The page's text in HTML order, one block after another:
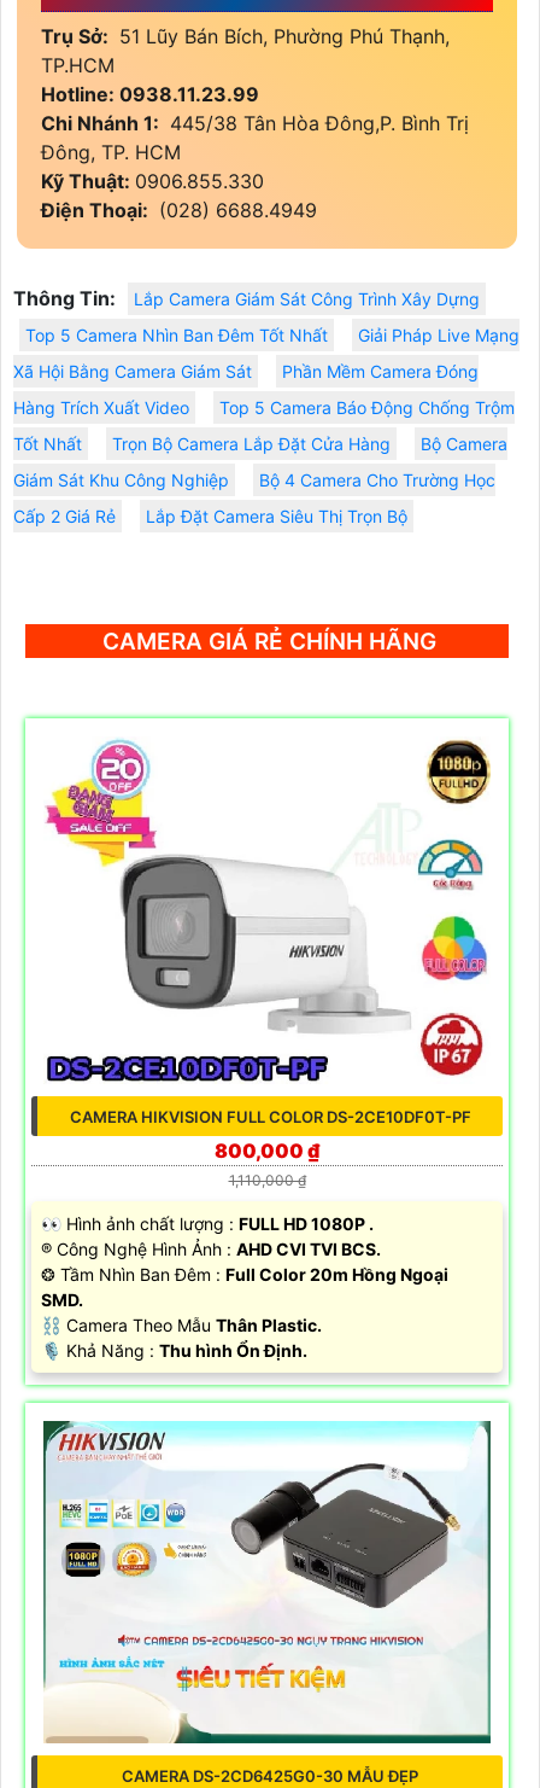
Trụ Sở: 51 Lũy Bán Bích, Phường Phú Thạnh,
TP.HCM
Hotline: 0938.11.23.99
Chi Nhánh 1: 445/38 Tân Hòa Đông,P. Bình Trị
Đông, TP. HCM
Kỹ Thuật: 0906.855.330
Điện Thoại: (028) 6688.4949
Thông Tin:
Lắp Camera Giám Sát Công Trình Xây Dựng
Top 5 Camera Nhìn Ban Đêm Tốt Nhất
Giải Pháp Live Mạng
Xã Hội Bằng Camera Giám Sát
Phần Mềm Camera Đóng
Hàng Trích Xuất Video
Top 5 Camera Báo Động Chống Trộm
Tốt Nhất
Trọn Bộ Camera Lắp Đặt Cửa Hàng
Bộ Camera
Giám Sát Khu Công Nghiệp
Bộ 4 Camera Cho Trường Học
Cấp 2 Giá Rẻ
Lắp Đặt Camera Siêu Thị Trọn Bộ
CAMERA GIÁ RẺ CHÍNH HÃNG
CAMERA HIKVISION FULL COLOR DS-2CE10DF0T-PF
800,000 ₫
1,110,000 ₫
️👀 Hình ảnh chất lượng : FULL HD 1080P .
®️ Công Nghệ Hình Ảnh : AHD CVI TVI BCS.
❂ Tầm Nhìn Ban Đêm : Full Color 20m Hồng Ngoại
SMD.
⛓ Camera Theo Mẫu Thân Plastic.
️🎙 Khả Năng : Thu hình Ổn Định.
CAMERA DS-2CD6425G0-30 MẪU ĐẸP